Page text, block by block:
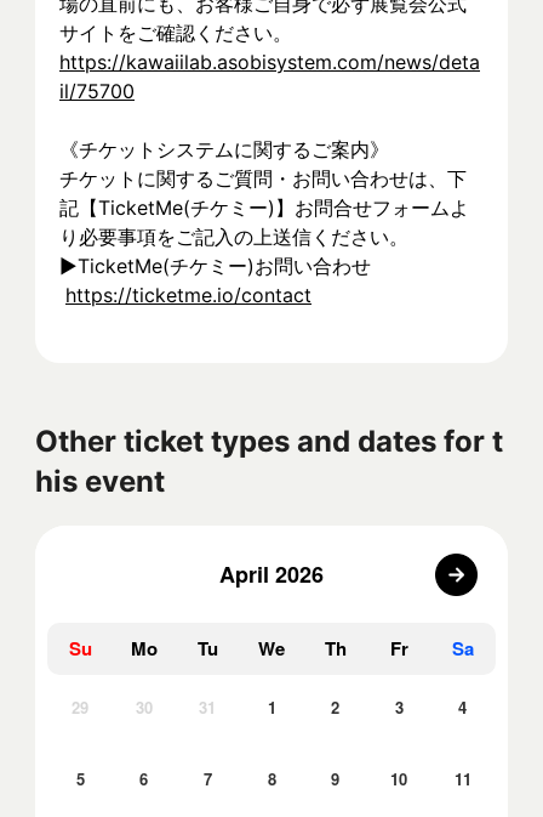
サイトをご確認ください。
https://kawaiilab.asobisystem.com/news/deta
il/75700
《チケットシステムに関するご案内》
チケットに関するご質問・お問い合わせは、下
記【TicketMe(チケミー)】お問合せフォームよ
り必要事項をご記入の上送信ください。
▶︎TicketMe(チケミー)お問い合わせ
https://ticketme.io/contact
Other ticket types and dates for t
his event
April 2026
Su Mo Tu We Th Fr Sa
29 30 31 1 2 3 4
5 6 7 8 9 10 11